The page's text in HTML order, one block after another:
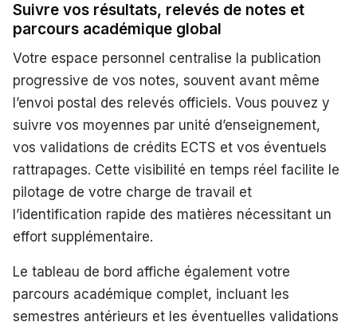
Suivre vos résultats, relevés de notes et
parcours académique global
Votre espace personnel centralise la publication
progressive de vos notes, souvent avant même
l’envoi postal des relevés officiels. Vous pouvez y
suivre vos moyennes par unité d’enseignement,
vos validations de crédits ECTS et vos éventuels
rattrapages. Cette visibilité en temps réel facilite le
pilotage de votre charge de travail et
l’identification rapide des matières nécessitant un
effort supplémentaire.
Le tableau de bord affiche également votre
parcours académique complet, incluant les
semestres antérieurs et les éventuelles validations